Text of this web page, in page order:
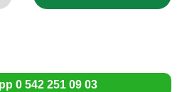
0 542 251 09 03